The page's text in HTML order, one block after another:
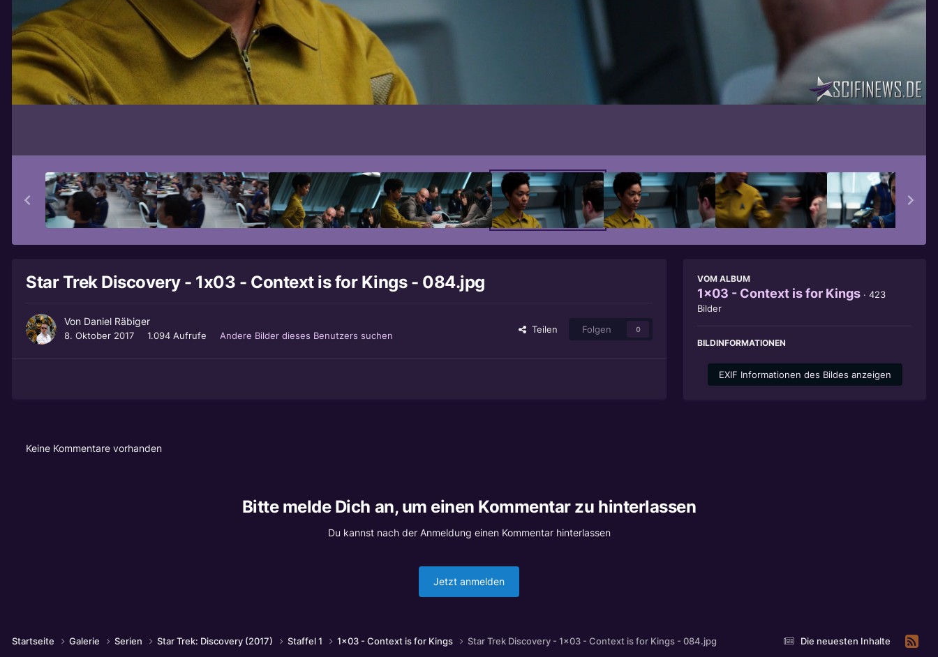
Star Trek Discovery - 1x03 - Context is for Kings - 084.jpg
Von Daniel Räbiger
8. Oktober 2017 1.094 Aufrufe Andere Bilder dieses Benutzers suchen
Teilen Folgen 0
VOM ALBUM
1x03 - Context is for Kings · 423
Bilder
BILDINFORMATIONEN
EXIF Informationen des Bildes anzeigen
Keine Kommentare vorhanden
Bitte melde Dich an, um einen Kommentar zu hinterlassen
Du kannst nach der Anmeldung einen Kommentar hinterlassen
Jetzt anmelden
Die neuesten Inhalte
Startseite Galerie Serien Star Trek: Discovery (2017) Staffel 1 1x03 - Context is for Kings Star Trek Discovery - 1x03 - Context is for Kings - 084.jpg